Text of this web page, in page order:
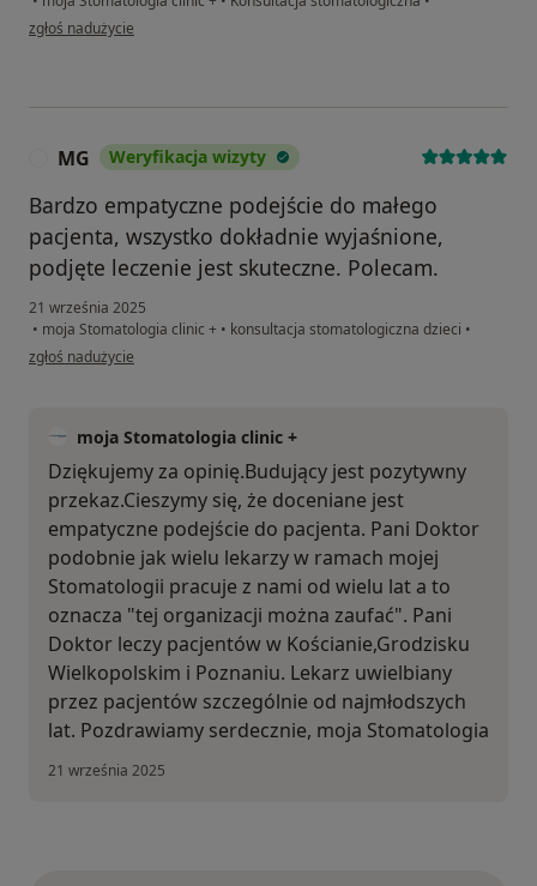
w opinii użytkownika Zuzanna
zgłoś nadużycie
MG Weryfikacja wizyty
Bardzo empatyczne podejście do małego
pacjenta, wszystko dokładnie wyjaśnione,
podjęte leczenie jest skuteczne. Polecam.
21 września 2025
• moja Stomatologia clinic + • konsultacja stomatologiczna dzieci •
w opinii użytkownika MG
zgłoś nadużycie
moja Stomatologia clinic +
Dziękujemy za opinię.Budujący jest pozytywny
przekaz.Cieszymy się, że doceniane jest
empatyczne podejście do pacjenta. Pani Doktor
podobnie jak wielu lekarzy w ramach mojej
Stomatologii pracuje z nami od wielu lat a to
oznacza "tej organizacji można zaufać". Pani
Doktor leczy pacjentów w Kościanie,Grodzisku
Wielkopolskim i Poznaniu. Lekarz uwielbiany
przez pacjentów szczególnie od najmłodszych
lat. Pozdrawiamy serdecznie, moja Stomatologia
21 września 2025